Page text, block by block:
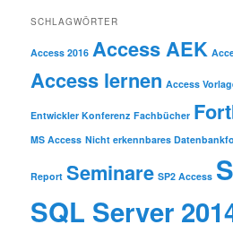
SCHLAGWÖRTER
Access 2016 Access AEK
Access lernen Access
Entwickler Konferenz Fachbücher
MS Access Nicht erkennbares
Report Seminare SP2 Access
SQL Server